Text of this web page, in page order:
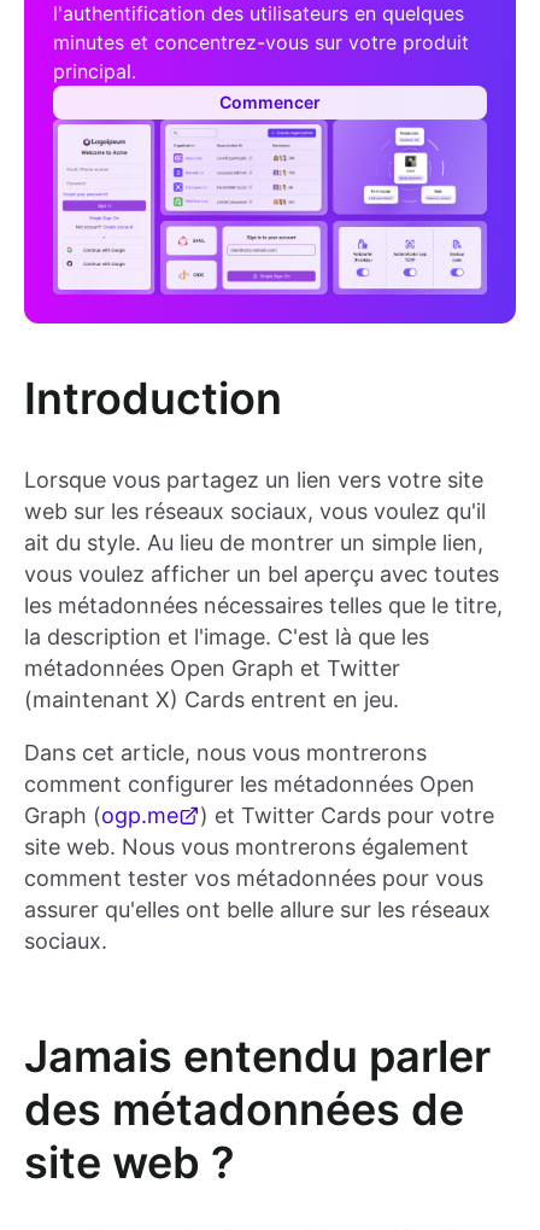
l'authentification des utilisateurs en quelques
minutes et concentrez-vous sur votre produit
principal.
Commencer
Introduction
Lorsque vous partagez un lien vers votre site
web sur les réseaux sociaux, vous voulez qu'il
ait du style. Au lieu de montrer un simple lien,
vous voulez afficher un bel aperçu avec toutes
les métadonnées nécessaires telles que le titre,
la description et l'image. C'est là que les
métadonnées Open Graph et Twitter
(maintenant X) Cards entrent en jeu.
Dans cet article, nous vous montrerons
comment configurer les métadonnées Open
Graph (ogp.me
) et Twitter Cards pour votre
site web. Nous vous montrerons également
comment tester vos métadonnées pour vous
assurer qu'elles ont belle allure sur les réseaux
sociaux.
Jamais entendu parler
des métadonnées de
site web ?